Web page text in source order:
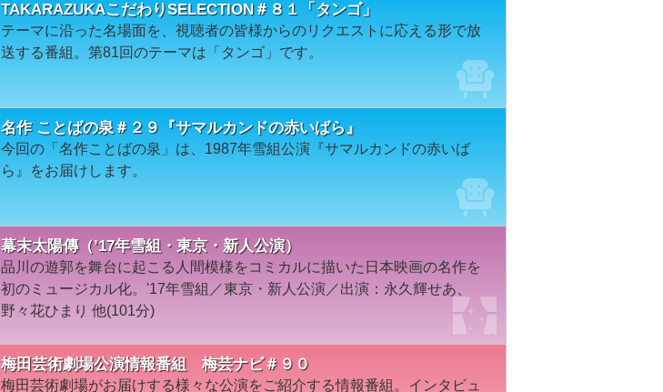
TAKARAZUKAこだわりSELECTION＃８１「タンゴ」
テーマに沿った名場面を、視聴者の皆様からのリクエストに応える形で放
送する番組。第81回のテーマは「タンゴ」です。
名作 ことばの泉＃２９『サマルカンドの赤いばら』
今回の「名作ことばの泉」は、1987年雪組公演『サマルカンドの赤いば
ら』をお届けします。
幕末太陽傳（’17年雪組・東京・新人公演）
品川の遊郭を舞台に起こる人間模様をコミカルに描いた日本映画の名作を
初のミュージカル化。'17年雪組／東京・新人公演／出演：永久輝せあ、
野々花ひまり 他(101分)
梅田芸術劇場公演情報番組 梅芸ナビ＃９０
梅田芸術劇場がお届けする様々な公演をご紹介する情報番組。インタビュ